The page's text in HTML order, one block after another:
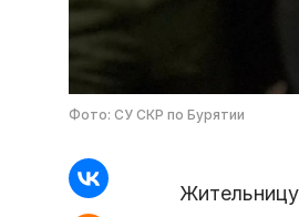
Фото: СУ СКР по Бурятии